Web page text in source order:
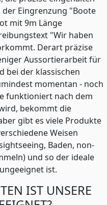
Eingrenzung "Boote
mit 9m Länge
"Wir haben
Derart präzise
Aussortierarbeit für
bei der klassischen
momentan - noch
funktioniert nach dem
bekommt die
gibt es viele Produkte
Weisen
Baden, non-
und so der ideale
ist.
IST UNSERE